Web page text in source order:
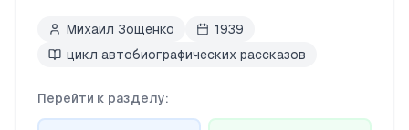
Михаил Зощенко
1939
цикл автобиографических рассказов
Перейти к разделу: